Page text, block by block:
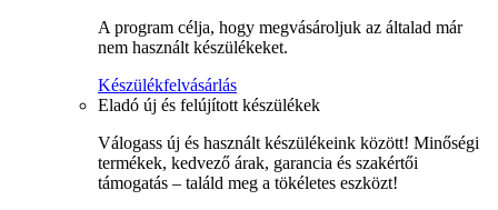
A program célja, hogy megvásároljuk az általad már
nem használt készülékeket.
Készülékfelvásárlás
Eladó új és felújított készülékek
Válogass új és használt készülékeink között! Minőségi
termékek, kedvező árak, garancia és szakértői
támogatás – találd meg a tökéletes eszközt!